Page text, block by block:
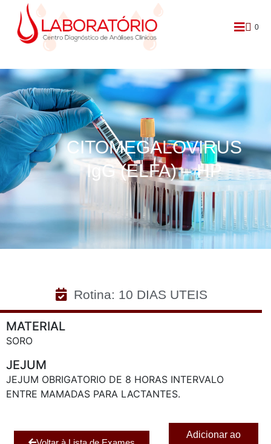
0
CITOMEGALOVIRUS
IgG (ELFA) – HP
Rotina: 10 DIAS UTEIS
MATERIAL
SORO
JEJUM
JEJUM OBRIGATORIO DE 8 HORAS INTERVALO
ENTRE MAMADAS PARA LACTANTES.
Adicionar ao